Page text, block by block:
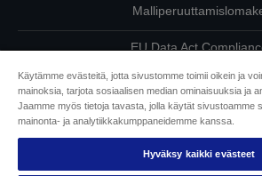
EU Data Act
Ota meihin yhteyttä omista
Tietoa evästeistä
Epson on sitoutunut
Käytämme evästeitä, jotta sivustomme toimii oikein ja
mainoksia, tarjota sosiaalisen median ominaisuuksia ja
Jaamme myös tietoja tavasta, jolla käytät sivustoamme
mainonta- ja analytiikkakumppaneidemme kanssa.
Hyväksy kaikki evästeet